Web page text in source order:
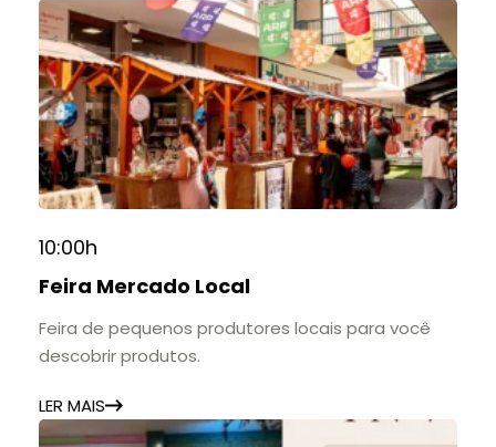
10:00h
Feira Mercado Local
Feira de pequenos produtores locais para você
descobrir produtos.
LER MAIS